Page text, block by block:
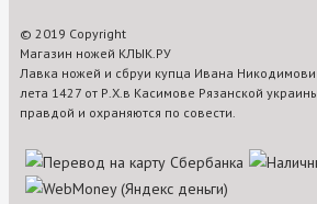
© 2019 Copyright
Магазин ножей КЛЫК.РУ
Лавка ножей и сбруи купца Ивана
лета 1427 от Р.Х.в Касимове Рязанской
правдой и охраняются по совести.